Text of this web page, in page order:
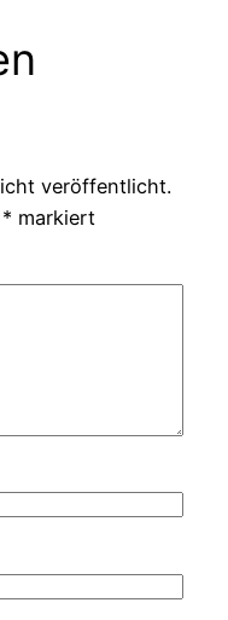
veröffentlicht.
* markiert